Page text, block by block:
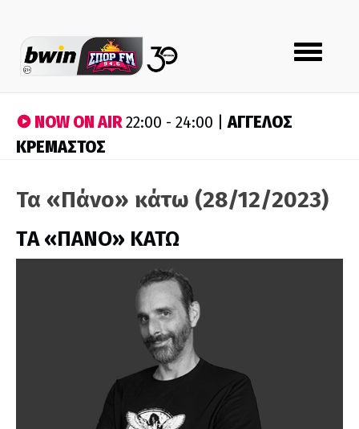
Toggle
navigation
NOW ON AIR22:00 - 24:00 |ΑΓΓΕΛΟΣ
ΚΡΕΜΑΣΤΟΣ
Τα «Πάνο» κάτω (28/12/2023)
ΤA «ΠΑΝΟ» ΚΑΤΩ